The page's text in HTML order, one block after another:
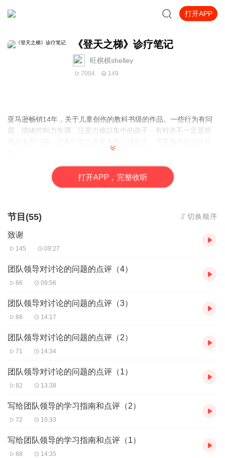
打开APP
《登天之梯》诊疗笔记
旺棋棋shelley
7004 149
亚马逊畅销14年，关于儿童创伤的教科书级的作品。一些行为有问
题、情绪控制力失调、注意力难以集中的孩子，有时并不一定是简
打开APP，完整收听
节目(55) 切换顺序
致谢
145 09:27
团队领导对讨论的问题的点评（4）
66 09:56
团队领导对讨论的问题的点评（3）
88 14:17
团队领导对讨论的问题的点评（2）
71 14:34
团队领导对讨论的问题的点评（1）
82 13:38
写给团队领导的学习指南和点评（2）
72 10:33
写给团队领导的学习指南和点评（1）
88 14:35